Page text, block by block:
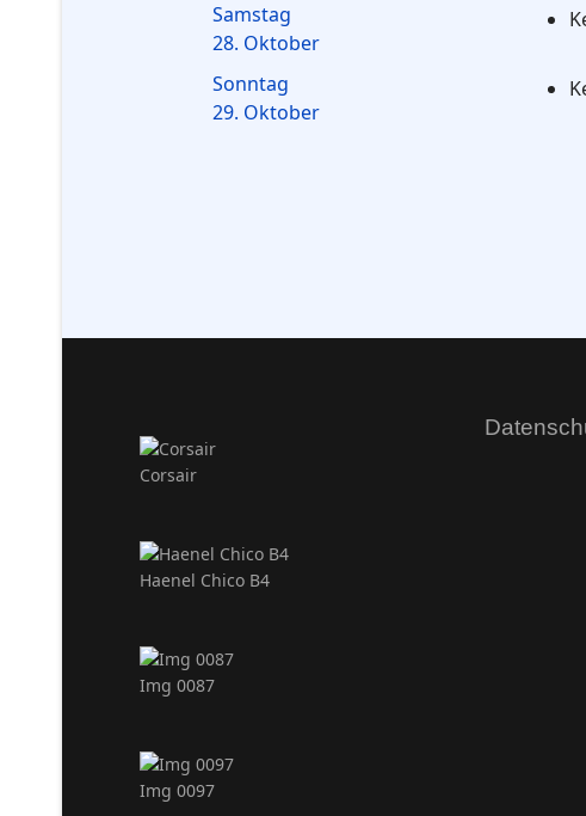
Samstag
28. Oktober
Sonntag
29. Oktober
Corsair
Haenel Chico B4
Img 0087
Img 0097